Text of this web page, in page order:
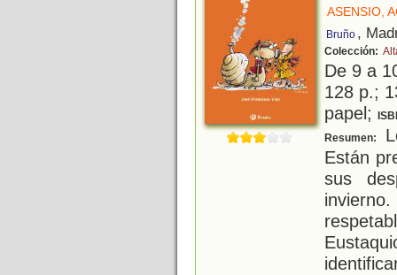
ASENSIO,
Bruño ,
Colección:
De 9 a
128 p.;
papel;
Resumen:
Están
sus